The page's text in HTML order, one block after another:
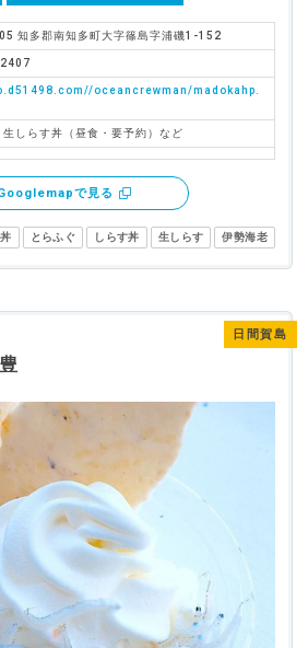
知多郡南知多町大字篠島字浦磯1-152
oceancrewman/madokahp.
生しらす丼（昼食・要予約）など
で見る
とらふぐ しらす丼 生しらす 伊勢海老
日間賀島